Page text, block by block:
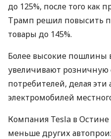
до 125%, после того
Трамп решил повысить
товары до 145%.
Более высокие пошлины
увеличивают розничную
потребителей, делая
электромобилей
Компания Tesla в Остине
меньше других